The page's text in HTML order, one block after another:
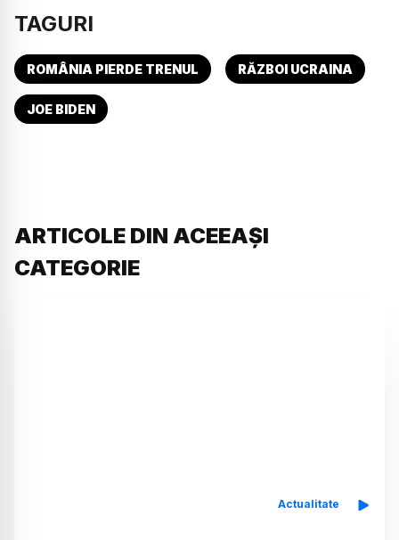
TAGURI
ROMÂNIA PIERDE TRENUL RĂZBOI UCRAINA
JOE BIDEN
ARTICOLE DIN ACEEAȘI
CATEGORIE
Actualitate